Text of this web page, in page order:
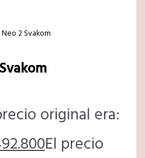
2 Svakom
original era:
El precio